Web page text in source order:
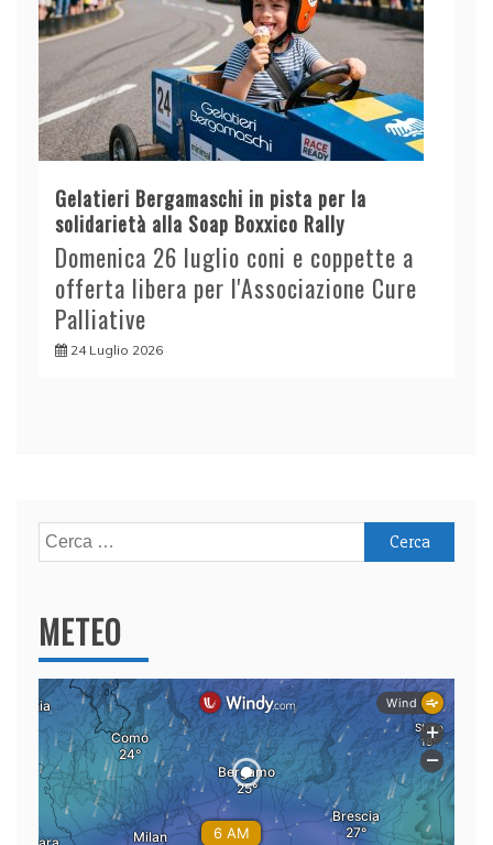
Gelatieri Bergamaschi in pista per la
solidarietà alla Soap Boxxico Rally
Domenica 26 luglio coni e coppette a
offerta libera per l'Associazione Cure
Palliative
24 Luglio 2026
Ricerca
per:
METEO